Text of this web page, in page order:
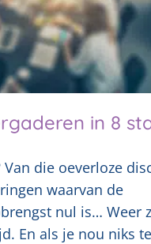
in 8
die oeverloze
waarvan de
nul is… Weer
En als je nou niks